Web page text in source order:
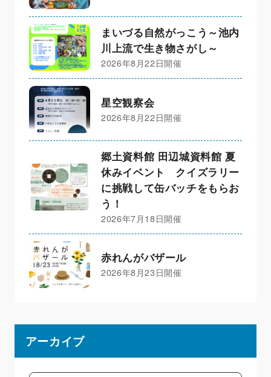
まいづる自然がっこう～池内
川上流で生き物さがし～
2026年8月22日開催
星空観察会
2026年8月22日開催
郷土資料館 田辺城資料館 夏
休みイベント クイズラリー
に挑戦して缶バッチをもらお
う！
2026年7月18日開催
赤れんがバザール
2026年8月23日開催
アーカイブ